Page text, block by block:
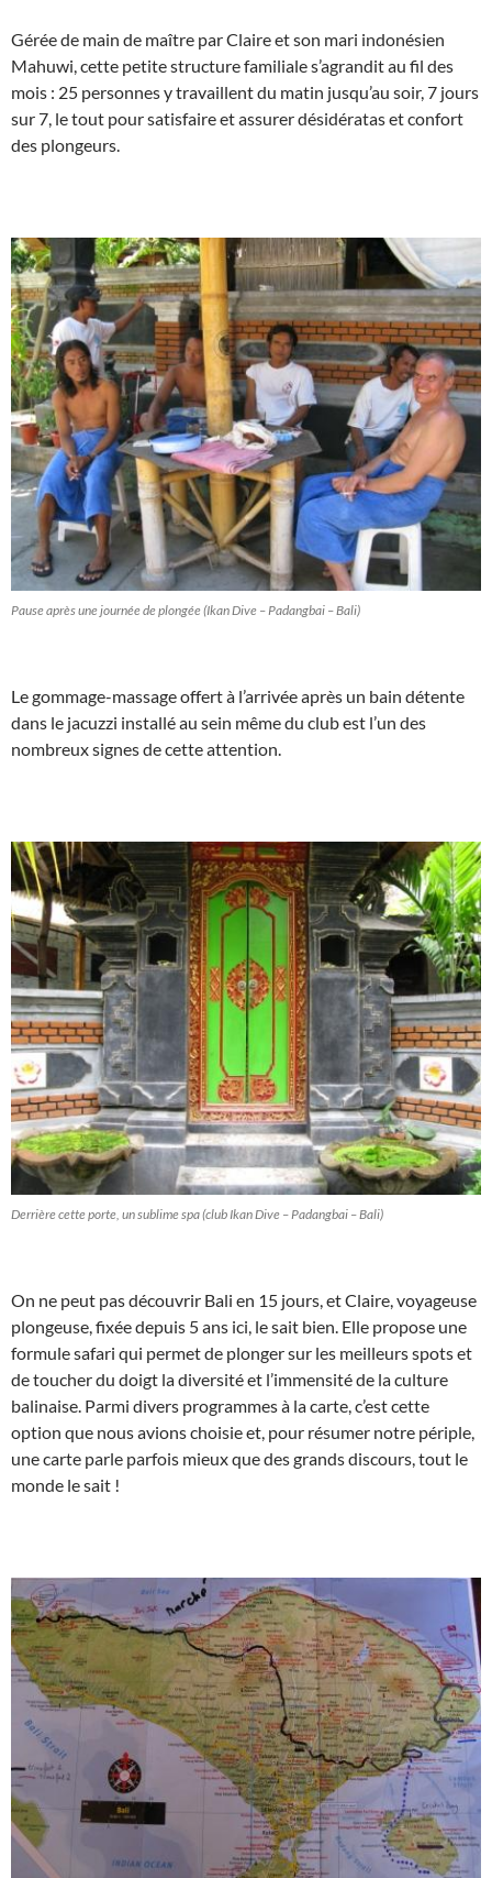
Gérée de main de maître par Claire et son mari indonésien
Mahuwi, cette petite structure familiale s’agrandit au fil des
mois : 25 personnes y travaillent du matin jusqu’au soir, 7 jours
sur 7, le tout pour satisfaire et assurer désidératas et confort
des plongeurs.
Pause après une journée de plongée (Ikan Dive – Padangbai – Bali)
Le gommage-massage offert à l’arrivée après un bain détente
dans le jacuzzi installé au sein même du club est l’un des
nombreux signes de cette attention.
Derrière cette porte, un sublime spa (club Ikan Dive – Padangbai – Bali)
On ne peut pas découvrir Bali en 15 jours, et Claire, voyageuse
plongeuse, fixée depuis 5 ans ici, le sait bien. Elle propose une
formule safari qui permet de plonger sur les meilleurs spots et
de toucher du doigt la diversité et l’immensité de la culture
balinaise. Parmi divers programmes à la carte, c’est cette
option que nous avions choisie et, pour résumer notre périple,
une carte parle parfois mieux que des grands discours, tout le
monde le sait !